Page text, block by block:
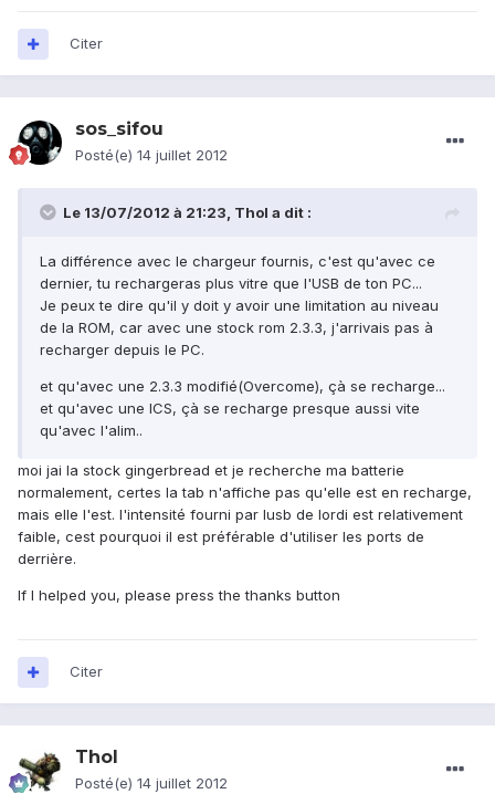
Citer
sos_sifou
Posté(e) 14 juillet 2012
Le 13/07/2012 à 21:23, Thol a dit :
La différence avec le chargeur fournis, c'est qu'avec ce
dernier, tu rechargeras plus vitre que l'USB de ton PC...
Je peux te dire qu'il y doit y avoir une limitation au niveau
de la ROM, car avec une stock rom 2.3.3, j'arrivais pas à
recharger depuis le PC.
et qu'avec une 2.3.3 modifié(Overcome), çà se recharge...
et qu'avec une ICS, çà se recharge presque aussi vite
qu'avec l'alim..
moi jai la stock gingerbread et je recherche ma batterie
normalement, certes la tab n'affiche pas qu'elle est en recharge,
mais elle l'est. l'intensité fourni par lusb de lordi est relativement
faible, cest pourquoi il est préférable d'utiliser les ports de
derrière.
If I helped you, please press the thanks button
Citer
Thol
Posté(e) 14 juillet 2012